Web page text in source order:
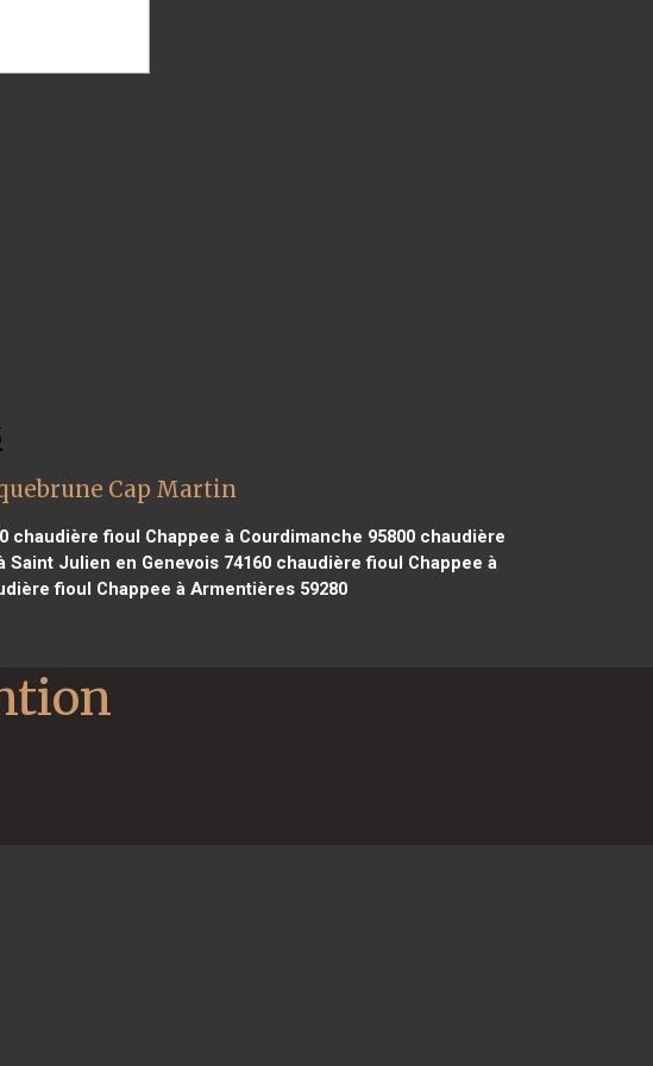
Cap Martin
chaudière fioul Chappee à Courdimanche 95800 chaudière
Julien en Genevois 74160 chaudière fioul Chappee à
fioul Chappee à Armentières 59280